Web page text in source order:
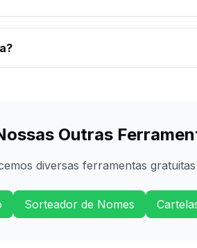
Outras
diversas ferramentas
Sorteador de Nomes